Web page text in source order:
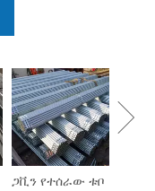
ጋቪን የተሰራው ቱቦ
HDG